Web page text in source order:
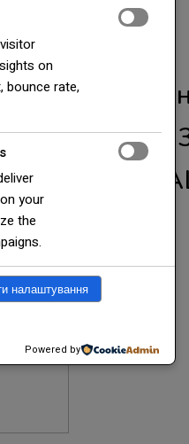
(тип
Італія
on
bounce rate,
your
the
налаштування
Powered by